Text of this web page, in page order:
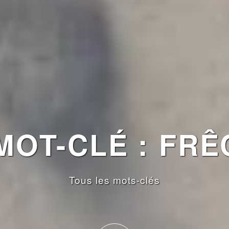
CLÉ :
Tous les mots-clés